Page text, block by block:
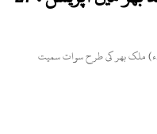
سوات (زما سوات ڈاٹ کام ، تازہ ترین۔ 24 نومبر 2018ء) ملک بھر کی طرح سوات سمیت